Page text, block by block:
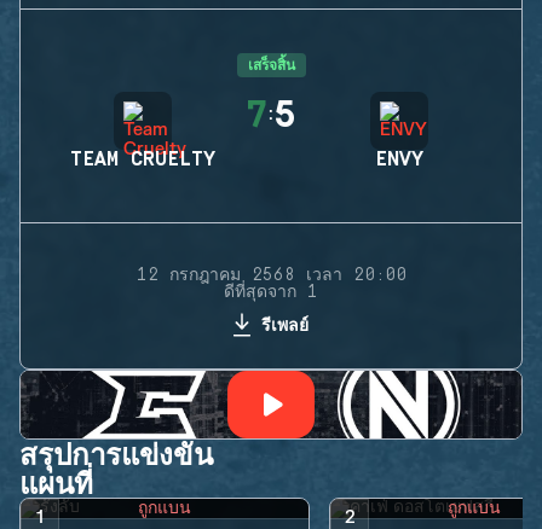
เสร็จสิ้น
TEAM CRUELTY
7:5
ENVY
12 กรกฎาคม 2568 เวลา 20:00
ดีที่สุดจาก 1
รีเพลย์
สรุปการแข่งขัน
แผนที่
1 ถูกแบน 2 ถูกแบน